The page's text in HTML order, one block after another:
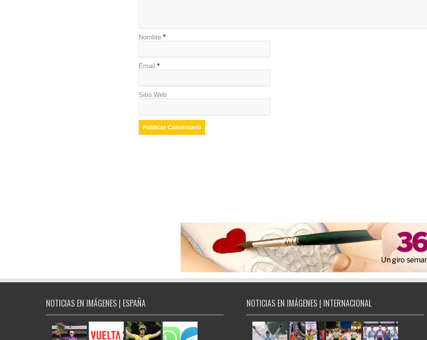
Nombre *
Email *
Sitio Web
NOTICIAS EN IMÁGENES | ESPAÑA NOTICIAS EN IMÁGENES | INTERNACIONAL